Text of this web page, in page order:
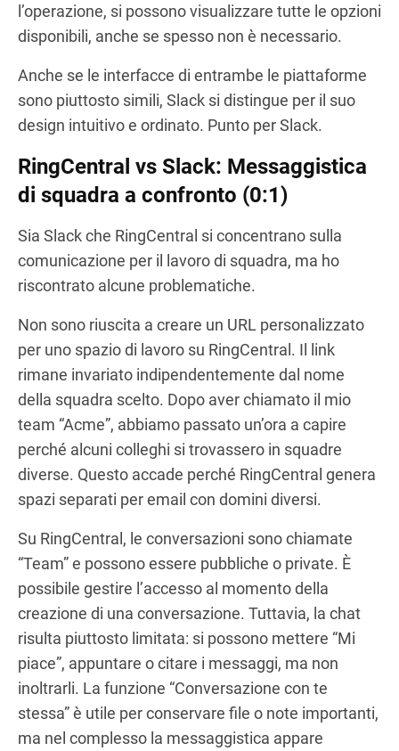
l’operazione, si possono visualizzare tutte le opzioni
disponibili, anche se spesso non è necessario.
Anche se le interfacce di entrambe le piattaforme
sono piuttosto simili, Slack si distingue per il suo
design intuitivo e ordinato. Punto per Slack.
RingCentral vs Slack: Messaggistica
di squadra a confronto (0:1)
Sia Slack che RingCentral si concentrano sulla
comunicazione per il lavoro di squadra, ma ho
riscontrato alcune problematiche.
Non sono riuscita a creare un URL personalizzato
per uno spazio di lavoro su RingCentral. Il link
rimane invariato indipendentemente dal nome
della squadra scelto. Dopo aver chiamato il mio
team “Acme”, abbiamo passato un’ora a capire
perché alcuni colleghi si trovassero in squadre
diverse. Questo accade perché RingCentral genera
spazi separati per email con domini diversi.
Su RingCentral, le conversazioni sono chiamate
“Team” e possono essere pubbliche o private. È
possibile gestire l’accesso al momento della
creazione di una conversazione. Tuttavia, la chat
risulta piuttosto limitata: si possono mettere “Mi
piace”, appuntare o citare i messaggi, ma non
inoltrarli. La funzione “Conversazione con te
stessa” è utile per conservare file o note importanti,
ma nel complesso la messaggistica appare